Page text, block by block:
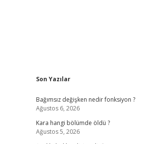
Sidebar
Son Yazılar
Bağımsız değişken nedir fonksiyon ?
Ağustos 6, 2026
Kara hangi bölümde öldü ?
Ağustos 5, 2026